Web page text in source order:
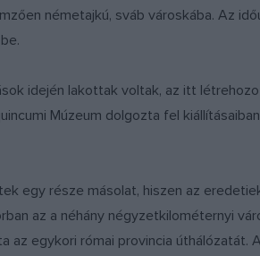
németajkú, sváb városkába. Az
idején lakottak voltak, az itt
Múzeum dolgozta fel
egy része másolat, hiszen az
az a néhány négyzetkilométernyi
az egykori római provincia